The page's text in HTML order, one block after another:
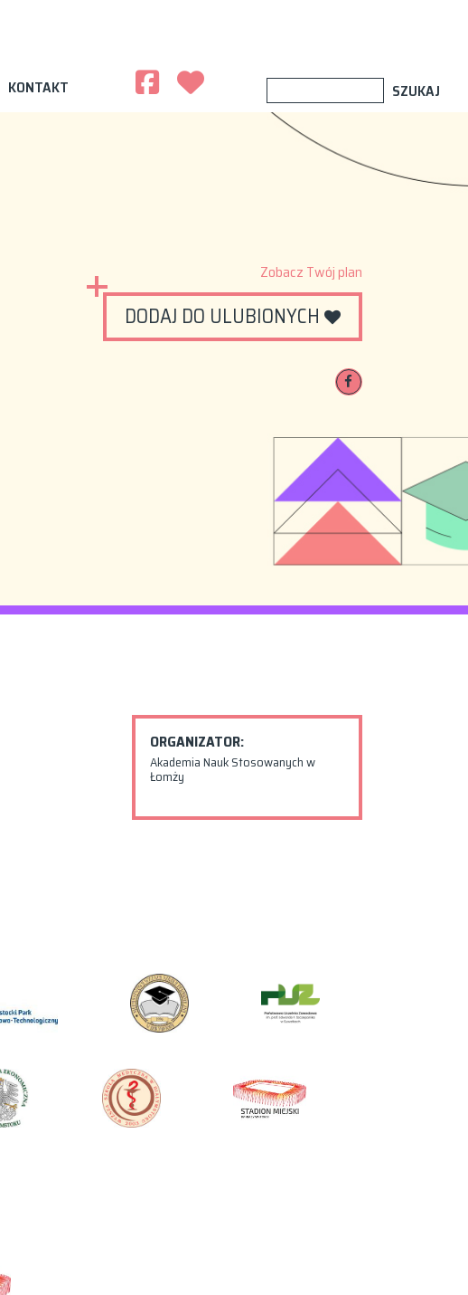
KONTAKT
Zobacz Twój plan
DODAJ DO ULUBIONYCH
ORGANIZATOR:
Akademia Nauk Stosowanych w
Łomży